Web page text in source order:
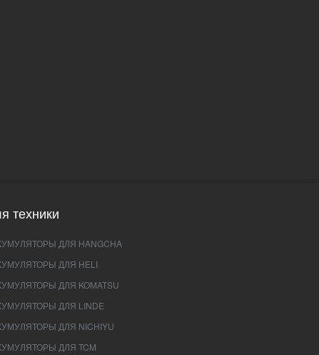
техники
ДЛЯ HANGCHA
ДЛЯ HELI
ДЛЯ KOMATSU
ДЛЯ LINDE
ДЛЯ NICHIYU
ДЛЯ TCM